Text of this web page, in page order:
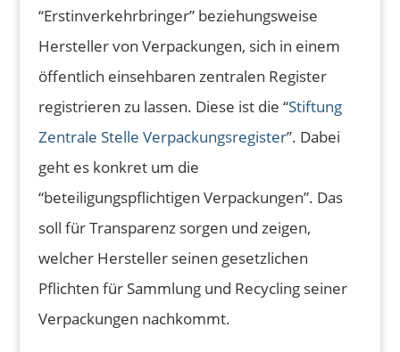
“Erstinverkehrbringer” beziehungsweise
Hersteller von Verpackungen, sich in einem
öffentlich einsehbaren zentralen Register
registrieren zu lassen. Diese ist die “Stiftung
Zentrale Stelle Verpackungsregister”. Dabei
geht es konkret um die
“beteiligungspflichtigen Verpackungen”. Das
soll für Transparenz sorgen und zeigen,
welcher Hersteller seinen gesetzlichen
Pflichten für Sammlung und Recycling seiner
Verpackungen nachkommt.